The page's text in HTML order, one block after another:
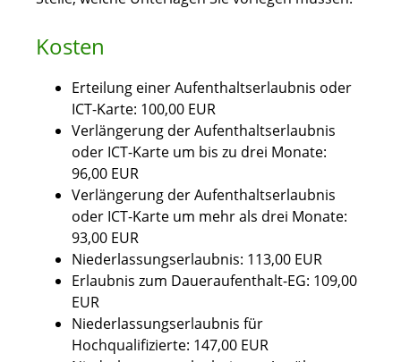
Kosten
Erteilung einer Aufenthaltserlaubnis oder
ICT-Karte: 100,00 EUR
Verlängerung der Aufenthaltserlaubnis
oder ICT-Karte um bis zu drei Monate:
96,00 EUR
Verlängerung der Aufenthaltserlaubnis
oder ICT-Karte um mehr als drei Monate:
93,00 EUR
Niederlassungserlaubnis: 113,00 EUR
Erlaubnis zum Daueraufenthalt-EG: 109,00
EUR
Niederlassungserlaubnis für
Hochqualifizierte: 147,00 EUR